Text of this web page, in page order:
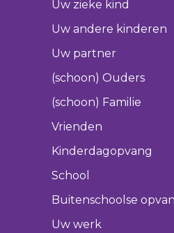
Uw zieke kind
Uw andere kinderen
Uw partner
(schoon) Ouders
(schoon) Familie
Vrienden
Kinderdagopvang
School
Buitenschoolse
Uw werk